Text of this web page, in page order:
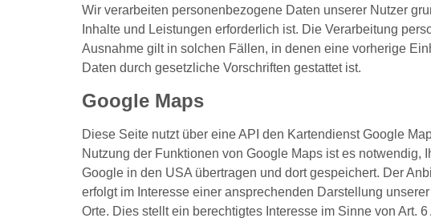
Wir verarbeiten personenbezogene Daten unserer Nutzer
Inhalte und Leistungen erforderlich ist. Die Verarbeitung
Ausnahme gilt in solchen Fällen, in denen eine vorherige
Daten durch gesetzliche Vorschriften gestattet ist.
Google Maps
Diese Seite nutzt über eine API den Kartendienst Google
Nutzung der Funktionen von Google Maps ist es
Google in den USA übertragen und dort gespeichert. Der
erfolgt im Interesse einer ansprechenden Darstellung
Orte. Dies stellt ein berechtigtes Interesse im Sinne von Art.